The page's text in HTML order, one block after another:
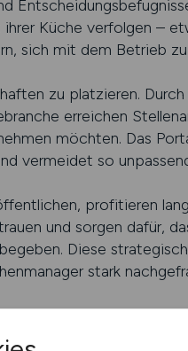
Küche verfolgen –
sich mit dem Betrieb
zu platzieren. Durch
erreichen
möchten. Das
vermeidet so
profitieren
und sorgen dafür,
Diese
stark